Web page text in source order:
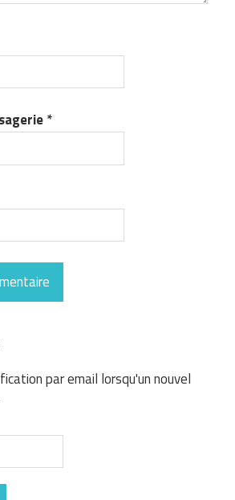
*
par email lorsqu'un nouvel